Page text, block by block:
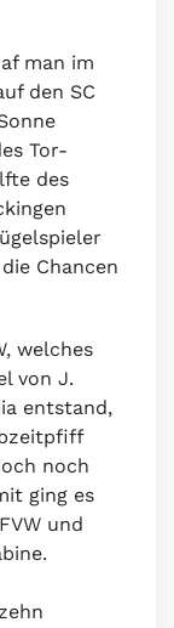
man im
den SC
Tor-
des
Chancen
welches
von J.
entstand,
noch
ging es
und